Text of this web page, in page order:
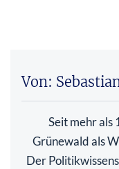
Von:
Seit mehr als
Grünewald als
Der